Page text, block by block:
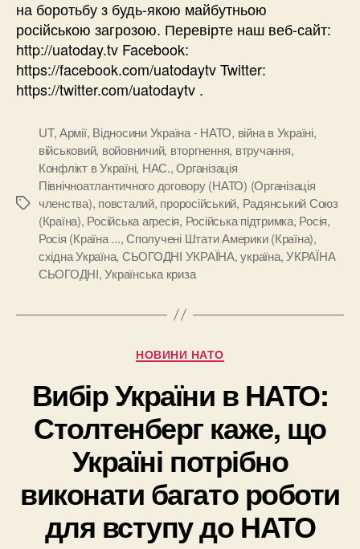
на боротьбу з будь-якою майбутньою
російською загрозою. Перевірте наш веб-сайт:
http://uatoday.tv Facebook:
https://facebook.com/uatodaytv Twitter:
https://twitter.com/uatodaytv .
Позначки
UT,Армії, Відносини Україна - НАТО, війна в Україні,
військовий, войовничий, вторгнення, втручання,
Конфлікт в Україні, НАС.,Організація
Північноатлантичного договору (НАТО) (Організація
членства), повсталий, проросійський, Радянський Союз
(Країна), Російська агресія, Російська підтримка, Росія,
Росія (Країна ...,Сполучені Штати Америки (Країна),
східна Україна, СЬОГОДНІ УКРАЇНА,україна,УКРАЇНА
СЬОГОДНІ,Українська криза
Категорії
НОВИНИ НАТО
Вибір України в НАТО:
Столтенберг каже, що
Україні потрібно
виконати багато роботи
для вступу до НАТО